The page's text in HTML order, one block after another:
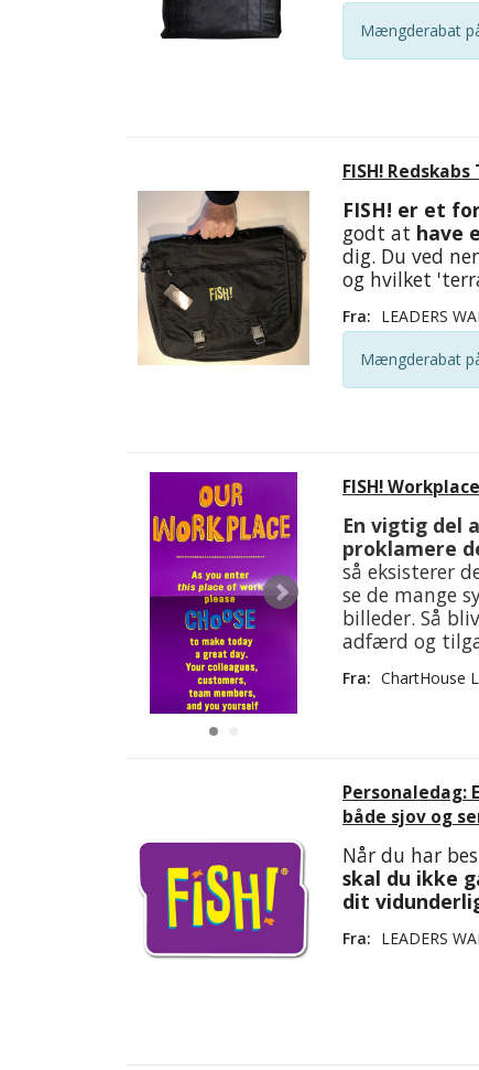
Mængderabat
FISH! Redskabs
FISH! er et
godt at have
dig. Du ved
og hvilket
Fra: LEADERS
Mængderabat
FISH!
En vigtig del
proklamere
så eksisterer
se de mange
billeder. Så
adfærd og
Fra: ChartHouse
Personaledag:
både sjov og
Når du har
skal du ikke
dit
Fra: LEADERS